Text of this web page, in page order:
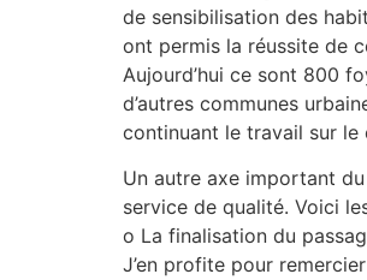
de sensibilisation des
ont permis la réussite de
Aujourd’hui ce sont 800
d’autres communes
continuant le travail sur
Un autre axe important
service de qualité. Voici
o La finalisation du
J’en profite pour